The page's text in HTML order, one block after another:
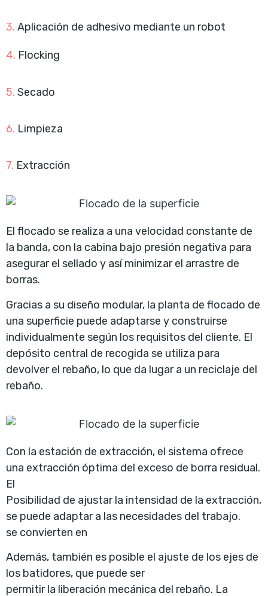
3. Aplicación de adhesivo mediante un robot
4. Flocking
5. Secado
6. Limpieza
7. Extracción
El flocado se realiza a una velocidad constante de
la banda, con la cabina bajo presión negativa para
asegurar el sellado y así minimizar el arrastre de
borras.
Gracias a su diseño modular, la planta de flocado de
una superficie puede adaptarse y construirse
individualmente según los requisitos del cliente. El
depósito central de recogida se utiliza para
devolver el rebaño, lo que da lugar a un reciclaje del
rebaño.
Con la estación de extracción, el sistema ofrece
una extracción óptima del exceso de borra residual.
El
Posibilidad de ajustar la intensidad de la extracción,
se puede adaptar a las necesidades del trabajo.
se convierten en
Además, también es posible el ajuste de los ejes de
los batidores, que puede ser
permitir la liberación mecánica del rebaño. La